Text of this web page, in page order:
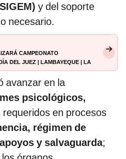
y del soporte
necesario.
campeonato
Juez | Lambayeque | La
avanzar en la
psicológicos,
requeridos en procesos
régimen de
y salvaguarda;